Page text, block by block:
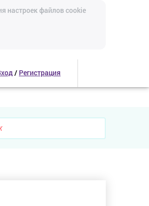
настроек файлов cookie
/ Регистрация